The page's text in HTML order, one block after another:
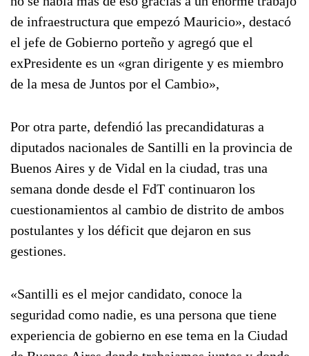
de infraestructura que empezó Mauricio», destacó
el jefe de Gobierno porteño y agregó que el
exPresidente es un «gran dirigente y es miembro
de la mesa de Juntos por el Cambio»,
Por otra parte, defendió las precandidaturas a
diputados nacionales de Santilli en la provincia de
Buenos Aires y de Vidal en la ciudad, tras una
semana donde desde el FdT continuaron los
cuestionamientos al cambio de distrito de ambos
postulantes y los déficit que dejaron en sus
gestiones.
«Santilli es el mejor candidato, conoce la
seguridad como nadie, es una persona que tiene
experiencia de gobierno en ese tema en la Ciudad